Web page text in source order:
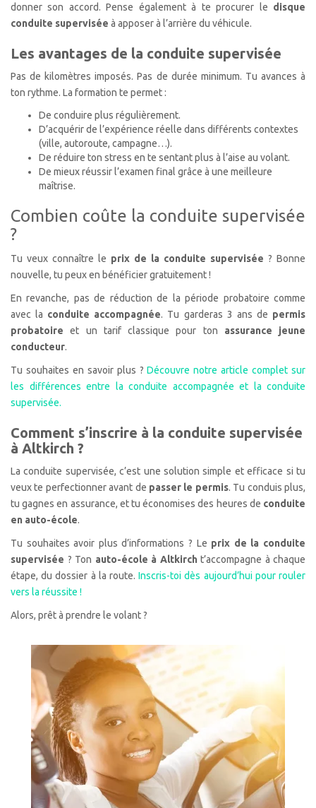
donner son accord. Pense également à te procurer le disque
conduite supervisée à apposer à l’arrière du véhicule.
Les avantages de la conduite supervisée
Pas de kilomètres imposés. Pas de durée minimum. Tu avances à
ton rythme. La formation te permet :
De conduire plus régulièrement.
D’acquérir de l’expérience réelle dans différents contextes
(ville, autoroute, campagne…).
De réduire ton stress en te sentant plus à l’aise au volant.
De mieux réussir l’examen final grâce à une meilleure
maîtrise.
Combien coûte la conduite supervisée
?
Tu veux connaître le prix de la conduite supervisée ? Bonne
nouvelle, tu peux en bénéficier gratuitement !
En revanche, pas de réduction de la période probatoire comme
avec la conduite accompagnée. Tu garderas 3 ans de permis
probatoire et un tarif classique pour ton assurance jeune
conducteur.
Tu souhaites en savoir plus ?Découvre notre article complet sur
les différences entre la conduite accompagnée et la conduite
supervisée.
Comment s’inscrire à la conduite supervisée
à Altkirch ?
La conduite supervisée, c’est une solution simple et efficace si tu
veux te perfectionner avant de passer le permis. Tu conduis plus,
tu gagnes en assurance, et tu économises des heures de conduite
en auto-école.
Tu souhaites avoir plus d’informations ? Le prix de la conduite
supervisée ? Ton auto-école à Altkirch t’accompagne à chaque
étape, du dossier à la route.Inscris-toi dès aujourd’hui pour rouler
vers la réussite !
Alors, prêt à prendre le volant ?